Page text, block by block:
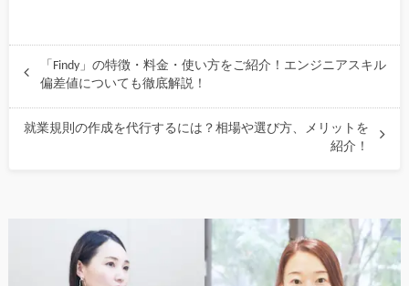
「Findy」の特徴・料金・使い方をご紹介！エンジニアスキル
偏差値についても徹底解説！
就業規則の作成を代行するには？相場や選び方、メリットを
紹介！